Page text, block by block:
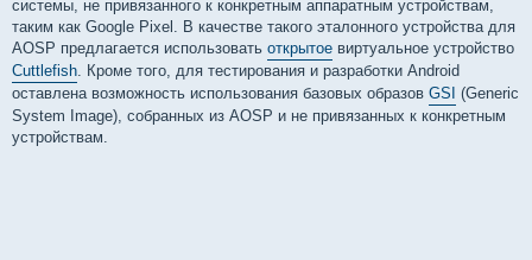
системы, не привязанного к конкретным аппаратным устройствам,
таким как Google Pixel. В качестве такого эталонного устройства для
AOSP предлагается использовать открытое виртуальное устройство
Cuttlefish. Кроме того, для тестирования и разработки Android
оставлена возможность использования базовых образов GSI (Generic
System Image), собранных из AOSP и не привязанных к конкретным
устройствам.